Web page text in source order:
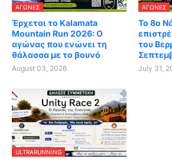
ΑΓΏΝΕΣ
Έρχεται το Kalamata
Mountain Run 2026: Ο
αγώνας που ενώνει τη
θάλασσα με το βουνό
August 03, 2026
ΑΓΏΝΕΣ
Το 8ο
του
July 31,
ULTRARUNNING